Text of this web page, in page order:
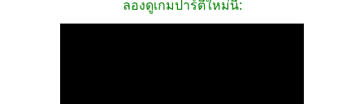
ลองดูเกมปาร์ตี้ใหม่นี้: